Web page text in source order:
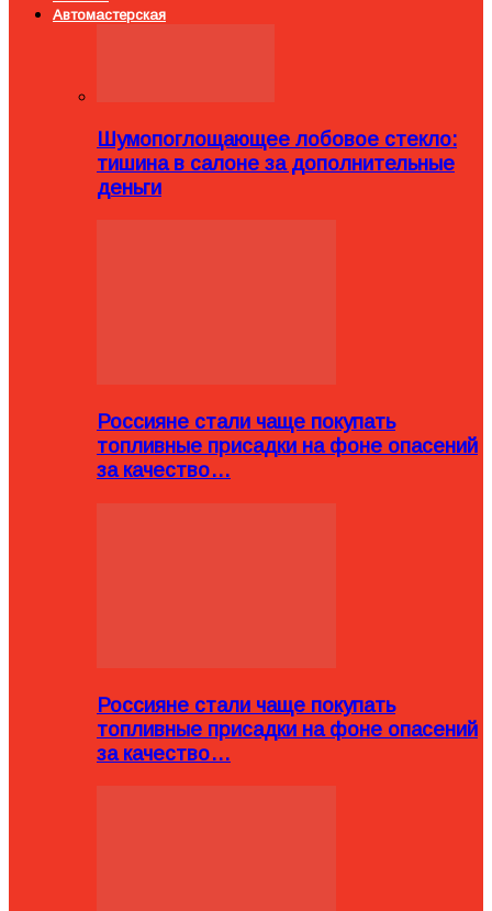
Автомастерская
Шумопоглощающее лобовое стекло:
тишина в салоне за дополнительные
деньги
Россияне стали чаще покупать
топливные присадки на фоне опасений
за качество…
Россияне стали чаще покупать
топливные присадки на фоне опасений
за качество…